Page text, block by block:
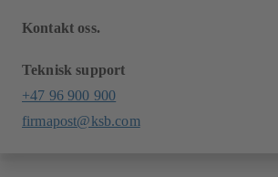
Kontakt oss.
Teknisk support
+47 96 900 900
firmapost@ksb.com